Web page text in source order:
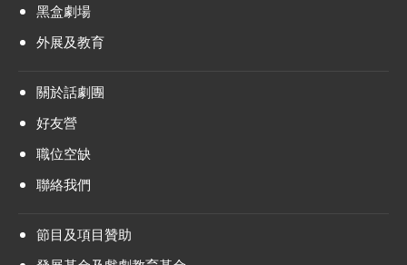
黑盒劇場
外展及教育
關於話劇團
好友營
職位空缺
聯絡我們
節目及項目贊助